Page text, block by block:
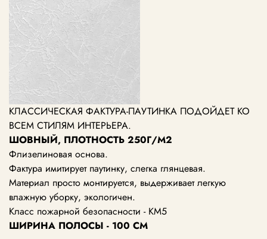
КЛАССИЧЕСКАЯ ФАКТУРА-ПАУТИНКА ПОДОЙДЕТ КО
ВСЕМ СТИЛЯМ ИНТЕРЬЕРА.
ШОВНЫЙ, ПЛОТНОСТЬ 250Г/М2
Флизелиновая основа.
Фактура имитирует паутинку, слегка глянцевая.
Материал просто монтируется, выдерживает легкую
влажную уборку, экологичен.
Класс пожарной безопасности - КМ5
ШИРИНА ПОЛОСЫ - 100 СМ